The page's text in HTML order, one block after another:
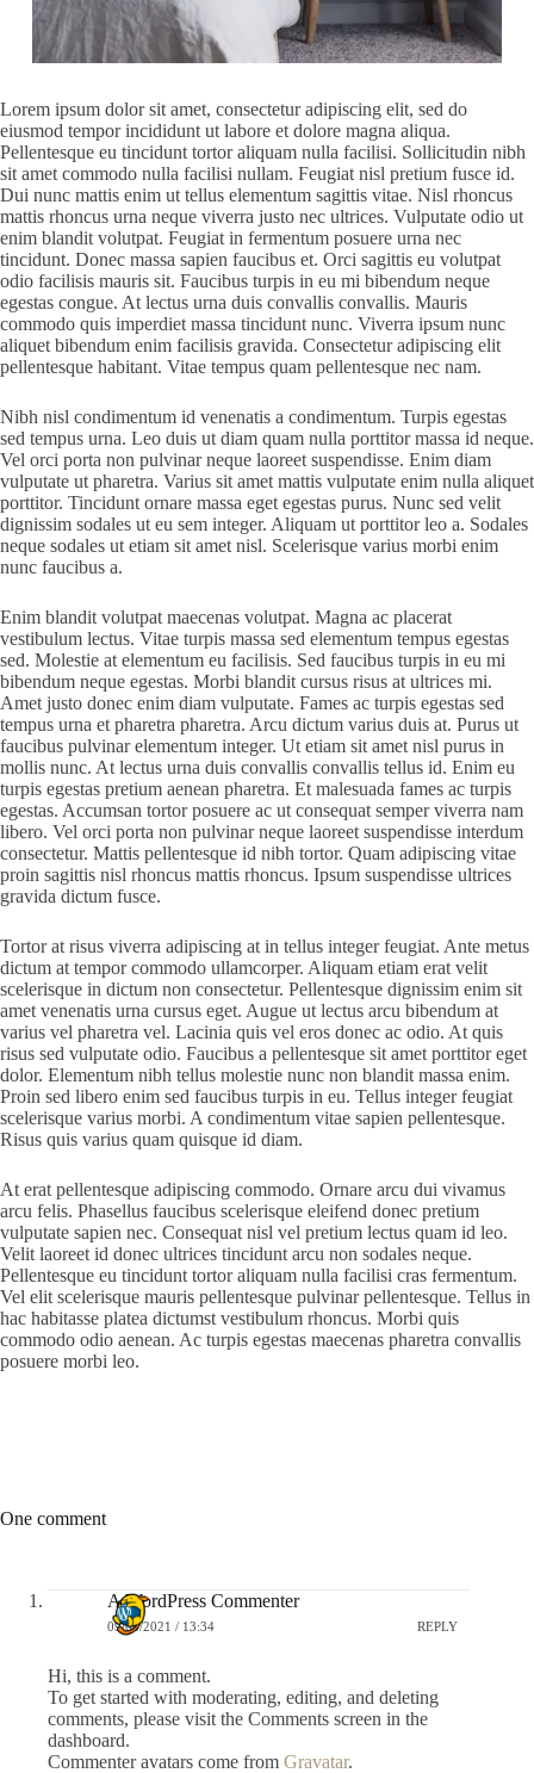
Lorem ipsum dolor sit amet, consectetur adipiscing elit, sed do
eiusmod tempor incididunt ut labore et dolore magna aliqua.
Pellentesque eu tincidunt tortor aliquam nulla facilisi. Sollicitudin nibh
sit amet commodo nulla facilisi nullam. Feugiat nisl pretium fusce id.
Dui nunc mattis enim ut tellus elementum sagittis vitae. Nisl rhoncus
mattis rhoncus urna neque viverra justo nec ultrices. Vulputate odio ut
enim blandit volutpat. Feugiat in fermentum posuere urna nec
tincidunt. Donec massa sapien faucibus et. Orci sagittis eu volutpat
odio facilisis mauris sit. Faucibus turpis in eu mi bibendum neque
egestas congue. At lectus urna duis convallis convallis. Mauris
commodo quis imperdiet massa tincidunt nunc. Viverra ipsum nunc
aliquet bibendum enim facilisis gravida. Consectetur adipiscing elit
pellentesque habitant. Vitae tempus quam pellentesque nec nam.
Nibh nisl condimentum id venenatis a condimentum. Turpis egestas
sed tempus urna. Leo duis ut diam quam nulla porttitor massa id neque.
Vel orci porta non pulvinar neque laoreet suspendisse. Enim diam
vulputate ut pharetra. Varius sit amet mattis vulputate enim nulla aliquet
porttitor. Tincidunt ornare massa eget egestas purus. Nunc sed velit
dignissim sodales ut eu sem integer. Aliquam ut porttitor leo a. Sodales
neque sodales ut etiam sit amet nisl. Scelerisque varius morbi enim
nunc faucibus a.
Enim blandit volutpat maecenas volutpat. Magna ac placerat
vestibulum lectus. Vitae turpis massa sed elementum tempus egestas
sed. Molestie at elementum eu facilisis. Sed faucibus turpis in eu mi
bibendum neque egestas. Morbi blandit cursus risus at ultrices mi.
Amet justo donec enim diam vulputate. Fames ac turpis egestas sed
tempus urna et pharetra pharetra. Arcu dictum varius duis at. Purus ut
faucibus pulvinar elementum integer. Ut etiam sit amet nisl purus in
mollis nunc. At lectus urna duis convallis convallis tellus id. Enim eu
turpis egestas pretium aenean pharetra. Et malesuada fames ac turpis
egestas. Accumsan tortor posuere ac ut consequat semper viverra nam
libero. Vel orci porta non pulvinar neque laoreet suspendisse interdum
consectetur. Mattis pellentesque id nibh tortor. Quam adipiscing vitae
proin sagittis nisl rhoncus mattis rhoncus. Ipsum suspendisse ultrices
gravida dictum fusce.
Tortor at risus viverra adipiscing at in tellus integer feugiat. Ante metus
dictum at tempor commodo ullamcorper. Aliquam etiam erat velit
scelerisque in dictum non consectetur. Pellentesque dignissim enim sit
amet venenatis urna cursus eget. Augue ut lectus arcu bibendum at
varius vel pharetra vel. Lacinia quis vel eros donec ac odio. At quis
risus sed vulputate odio. Faucibus a pellentesque sit amet porttitor eget
dolor. Elementum nibh tellus molestie nunc non blandit massa enim.
Proin sed libero enim sed faucibus turpis in eu. Tellus integer feugiat
scelerisque varius morbi. A condimentum vitae sapien pellentesque.
Risus quis varius quam quisque id diam.
At erat pellentesque adipiscing commodo. Ornare arcu dui vivamus
arcu felis. Phasellus faucibus scelerisque eleifend donec pretium
vulputate sapien nec. Consequat nisl vel pretium lectus quam id leo.
Velit laoreet id donec ultrices tincidunt arcu non sodales neque.
Pellentesque eu tincidunt tortor aliquam nulla facilisi cras fermentum.
Vel elit scelerisque mauris pellentesque pulvinar pellentesque. Tellus in
hac habitasse platea dictumst vestibulum rhoncus. Morbi quis
commodo odio aenean. Ac turpis egestas maecenas pharetra convallis
posuere morbi leo.
One comment
A WordPress Commenter
09/04/2021 / 13:34 REPLY
Hi, this is a comment.
To get started with moderating, editing, and deleting
comments, please visit the Comments screen in the
dashboard.
Commenter avatars come from Gravatar.